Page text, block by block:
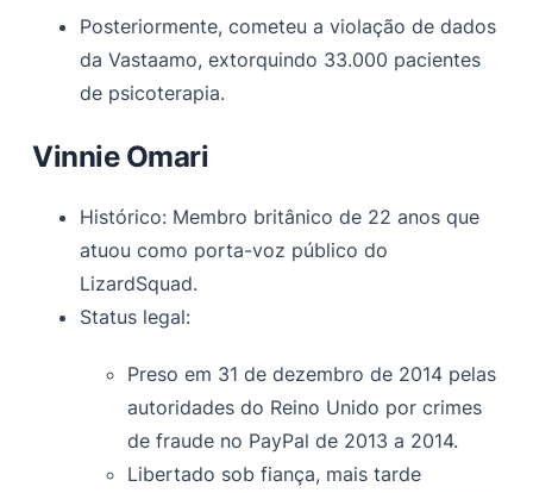
Posteriormente, cometeu a violação de dados
da Vastaamo, extorquindo 33.000 pacientes
de psicoterapia.
Vinnie Omari
Histórico: Membro britânico de 22 anos que
atuou como porta-voz público do
LizardSquad.
Status legal:
Preso em 31 de dezembro de 2014 pelas
autoridades do Reino Unido por crimes
de fraude no PayPal de 2013 a 2014.
Libertado sob fiança, mais tarde